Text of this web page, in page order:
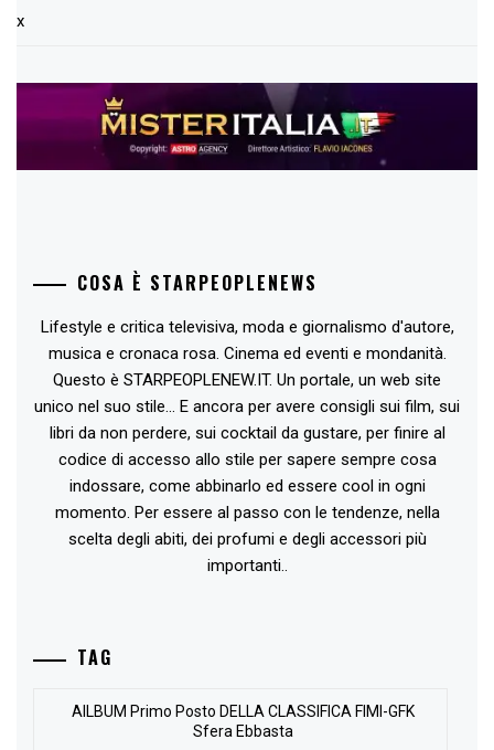
x
COSA È STARPEOPLENEWS
Lifestyle e critica televisiva, moda e giornalismo d'autore,
musica e cronaca rosa. Cinema ed eventi e mondanità.
Questo è STARPEOPLENEW.IT. Un portale, un web site
unico nel suo stile... E ancora per avere consigli sui film, sui
libri da non perdere, sui cocktail da gustare, per finire al
codice di accesso allo stile per sapere sempre cosa
indossare, come abbinarlo ed essere cool in ogni
momento. Per essere al passo con le tendenze, nella
scelta degli abiti, dei profumi e degli accessori più
importanti..
TAG
AlLBUM Primo Posto DELLA CLASSIFICA FIMI-GFK
Sfera Ebbasta